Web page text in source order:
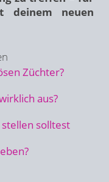
deinem neuen
Züchter?
aus?
solltest